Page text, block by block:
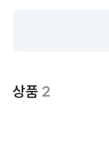
상품 2